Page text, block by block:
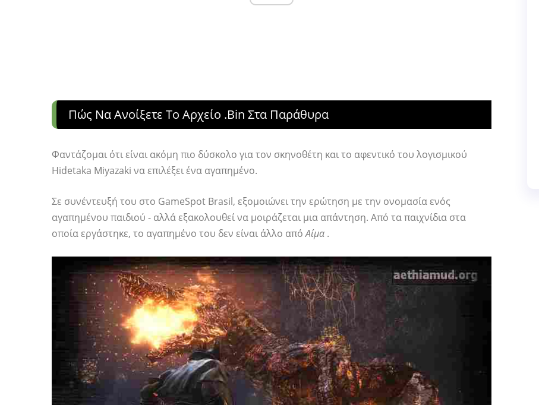
Πώς Να Ανοίξετε Το Αρχείο .bin Στα Παράθυρα
Φαντάζομαι ότι είναι ακόμη πιο δύσκολο για τον σκηνοθέτη και το αφεντικό του λογισμικού
Hidetaka Miyazaki να επιλέξει ένα αγαπημένο.
Σε συνέντευξή του στο GameSpot Brasil, εξομοιώνει την ερώτηση με την ονομασία ενός
αγαπημένου παιδιού - αλλά εξακολουθεί να μοιράζεται μια απάντηση. Από τα παιχνίδια στα
οποία εργάστηκε, το αγαπημένο του δεν είναι άλλο απόΑίμα .